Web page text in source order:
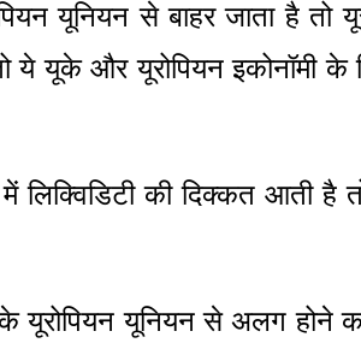
यूनियन से बाहर जाता है तो
ये यूके और यूरोपियन इकोनॉमी के
की दिक्कत आती है
यूरोपियन यूनियन से अलग होने